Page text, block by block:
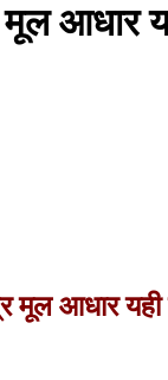
आधार
मूल आधार यही